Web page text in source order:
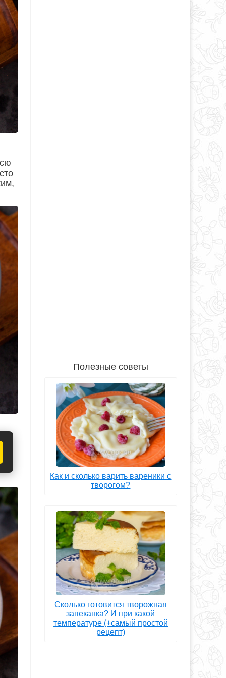
Полезные советы
Как и сколько варить вареники с
творогом?
Сколько готовится творожная
запеканка? И при какой
температуре (+самый простой
рецепт)